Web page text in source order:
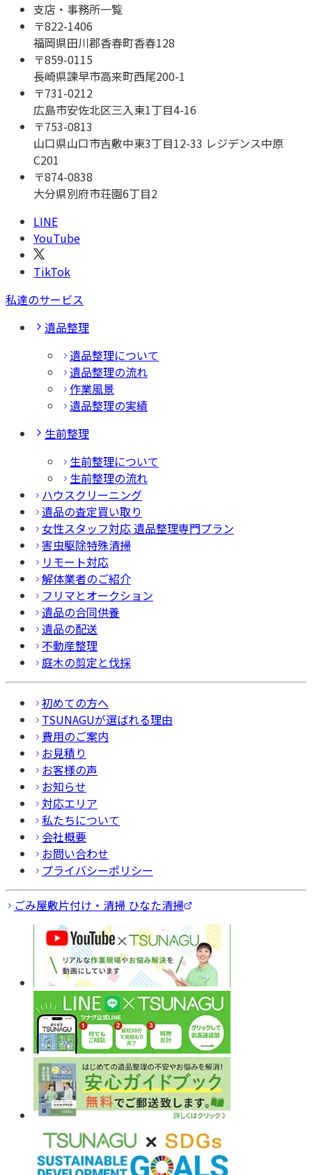
支店・事務所一覧
〒822-1406
福岡県田川郡香春町香春128
〒859-0115
長崎県諫早市高来町西尾200-1
〒731-0212
広島市安佐北区三入東1丁目4-16
〒753-0813
山口県山口市吉敷中東3丁目12-33 レジデンス中原
C201
〒874-0838
大分県別府市荘園6丁目2
LINE
YouTube
TikTok
私達のサービス
遺品整理
遺品整理について
遺品整理の流れ
作業風景
遺品整理の実績
生前整理
生前整理について
生前整理の流れ
ハウスクリーニング
遺品の査定買い取り
女性スタッフ対応 遺品整理専門プラン
害虫駆除特殊清掃
リモート対応
解体業者のご紹介
フリマとオークション
遺品の合同供養
遺品の配送
不動産整理
庭木の剪定と伐採
初めての方へ
TSUNAGUが選ばれる理由
費用のご案内
お見積り
お客様の声
お知らせ
対応エリア
私たちについて
会社概要
お問い合わせ
プライバシーポリシー
ごみ屋敷片付け・清掃 ひなた清掃